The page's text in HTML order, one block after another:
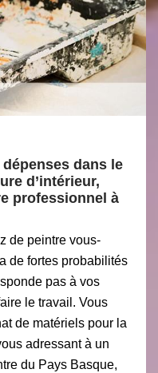
dans le
d’intérieur,
professionnel à
de peintre vous-
de fortes probabilités
pas à vos
le travail. Vous
de matériels pour la
adressant à un
du Pays Basque,